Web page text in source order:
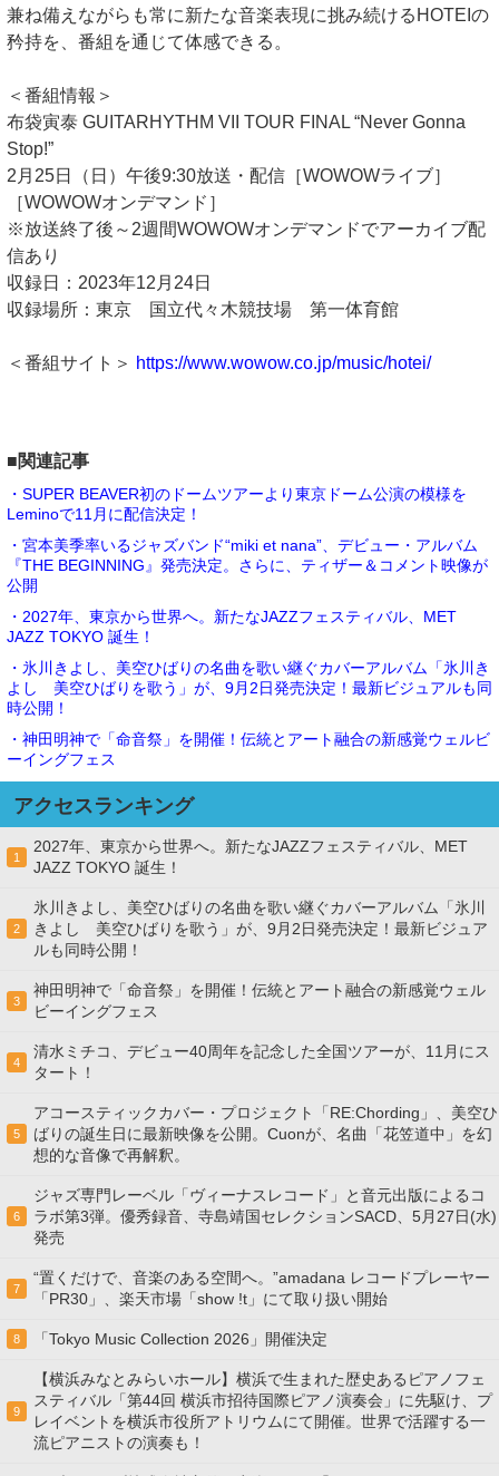
兼ね備えながらも常に新たな音楽表現に挑み続けるHOTEIの
矜持を、番組を通じて体感できる。
＜番組情報＞
布袋寅泰 GUITARHYTHM VII TOUR FINAL “Never Gonna
Stop!”
2月25日（日）午後9:30放送・配信［WOWOWライブ］
［WOWOWオンデマンド］
※放送終了後～2週間WOWOWオンデマンドでアーカイブ配
信あり
収録日：2023年12月24日
収録場所：東京 国立代々木競技場 第一体育館
＜番組サイト＞ https://www.wowow.co.jp/music/hotei/
■関連記事
・SUPER BEAVER初のドームツアーより東京ドーム公演の模様を
Leminoで11月に配信決定！
・宮本美季率いるジャズバンド“miki et nana”、デビュー・アルバム
『THE BEGINNING』発売決定。さらに、ティザー＆コメント映像が
公開
・2027年、東京から世界へ。新たなJAZZフェスティバル、MET
JAZZ TOKYO 誕生！
・氷川きよし、美空ひばりの名曲を歌い継ぐカバーアルバム「氷川き
よし 美空ひばりを歌う」が、9月2日発売決定！最新ビジュアルも同
時公開！
・神田明神で「命音祭」を開催！伝統とアート融合の新感覚ウェルビ
ーイングフェス
アクセスランキング
1
2027年、東京から世界へ。新たなJAZZフェスティバル、MET
JAZZ TOKYO 誕生！
2
氷川きよし、美空ひばりの名曲を歌い継ぐカバーアルバム「氷川
きよし 美空ひばりを歌う」が、9月2日発売決定！最新ビジュア
ルも同時公開！
3
神田明神で「命音祭」を開催！伝統とアート融合の新感覚ウェル
ビーイングフェス
4
清水ミチコ、デビュー40周年を記念した全国ツアーが、11月にス
タート！
5
アコースティックカバー・プロジェクト「RE:Chording」、美空ひ
ばりの誕生日に最新映像を公開。Cuonが、名曲「花笠道中」を幻
想的な音像で再解釈。
6
ジャズ専門レーベル「ヴィーナスレコード」と音元出版によるコ
ラボ第3弾。優秀録音、寺島靖国セレクションSACD、5月27日(水)
発売
7
“置くだけで、音楽のある空間へ。”amadana レコードプレーヤー
「PR30」、楽天市場「show !t」にて取り扱い開始
8 「Tokyo Music Collection 2026」開催決定
9
【横浜みなとみらいホール】横浜で生まれた歴史あるピアノフェ
スティバル「第44回 横浜市招待国際ピアノ演奏会」に先駆け、プ
レイベントを横浜市役所アトリウムにて開催。世界で活躍する一
流ピアニストの演奏も！